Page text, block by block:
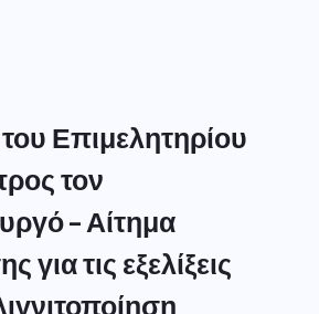
Επιμελητηρίου
τον
– Αίτημα
για τις εξελίξεις